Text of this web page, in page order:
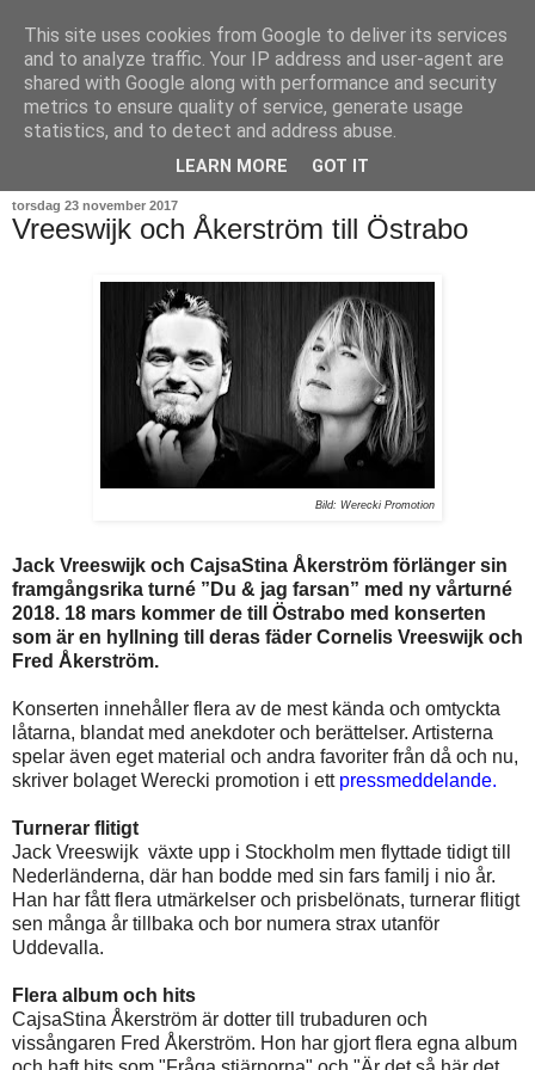
torsdag 23 november 2017
Vreeswijk och Åkerström till Östrabo
Bild: Werecki Promotion
Jack Vreeswijk och CajsaStina Åkerström förlänger sin
framgångsrika turné ”Du & jag farsan” med ny vårturné
2018. 18 mars kommer de till Östrabo med konserten
som är en hyllning till deras fäder Cornelis Vreeswijk och
Fred Åkerström.
Konserten innehåller flera av de mest kända och omtyckta
låtarna, blandat med anekdoter och berättelser. Artisterna
spelar även eget material och andra favoriter från då och nu,
skriver bolaget Werecki promotion i ett pressmeddelande.
Turnerar flitigt
Jack Vreeswijk växte upp i Stockholm men flyttade tidigt till
Nederländerna, där han bodde med sin fars familj i nio år.
Han har fått flera utmärkelser och prisbelönats, turnerar flitigt
sen många år tillbaka och bor numera strax utanför
Uddevalla.
Flera album och hits
CajsaStina Åkerström är dotter till trubaduren och
vissångaren Fred Åkerström. Hon har gjort flera egna album
This site uses cookies from Google to deliver its services
and to analyze traffic. Your IP address and user-agent are
shared with Google along with performance and security
metrics to ensure quality of service, generate usage
statistics, and to detect and address abuse.
LEARN MORE GOT IT